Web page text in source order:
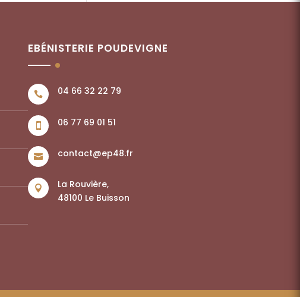
EBÉNISTERIE POUDEVIGNE
 04 66 32 22 79
 06 77 69 01 51
 contact@ep48.fr

La Rouvière,
48100 Le Buisson